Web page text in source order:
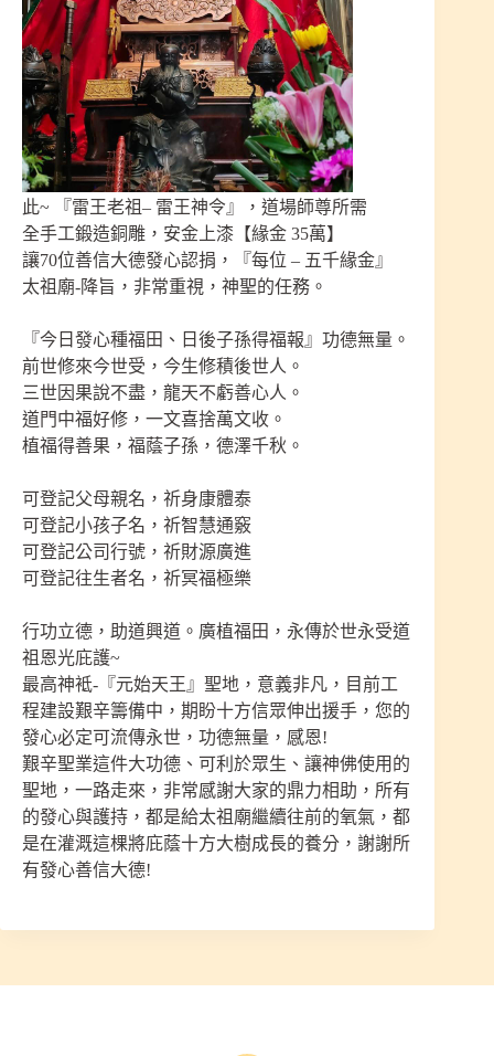
此~ 『雷王老祖– 雷王神令』，道場師尊所需
全手工鍛造銅雕，安金上漆【緣金 35萬】
讓70位善信大德發心認捐，『每位 – 五千緣金』
太祖廟-降旨，非常重視，神聖的任務。
『今日發心種福田、日後子孫得福報』功德無量。
前世修來今世受，今生修積後世人。
三世因果說不盡，龍天不虧善心人。
道門中福好修，一文喜捨萬文收。
植福得善果，福蔭子孫，德澤千秋。
可登記父母親名，祈身康體泰
可登記小孩子名，祈智慧通竅
可登記公司行號，祈財源廣進
可登記往生者名，祈冥福極樂
行功立德，助道興道。廣植福田，永傳於世永受道
祖恩光庇護~
最高神袛-『元始天王』聖地，意義非凡，目前工
程建設艱辛籌備中，期盼十方信眾伸出援手，您的
發心必定可流傳永世，功德無量，感恩!
艱辛聖業這件大功德、可利於眾生、讓神佛使用的
聖地，一路走來，非常感謝大家的鼎力相助，所有
的發心與護持，都是給太祖廟繼續往前的氧氣，都
是在灌溉這棵將庇蔭十方大樹成長的養分，謝謝所
有發心善信大德!